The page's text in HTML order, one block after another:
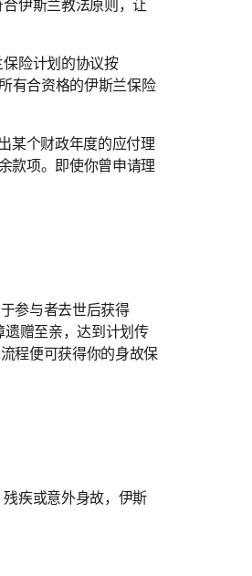
伊斯兰教法原则，让
险计划的协议按
有合资格的伊斯兰保险
某个财政年度的应付理
款项。即使你曾申请理
参与者去世后获得
赠至亲，达到计划传
程便可获得你的身故保
疾或意外身故，伊斯